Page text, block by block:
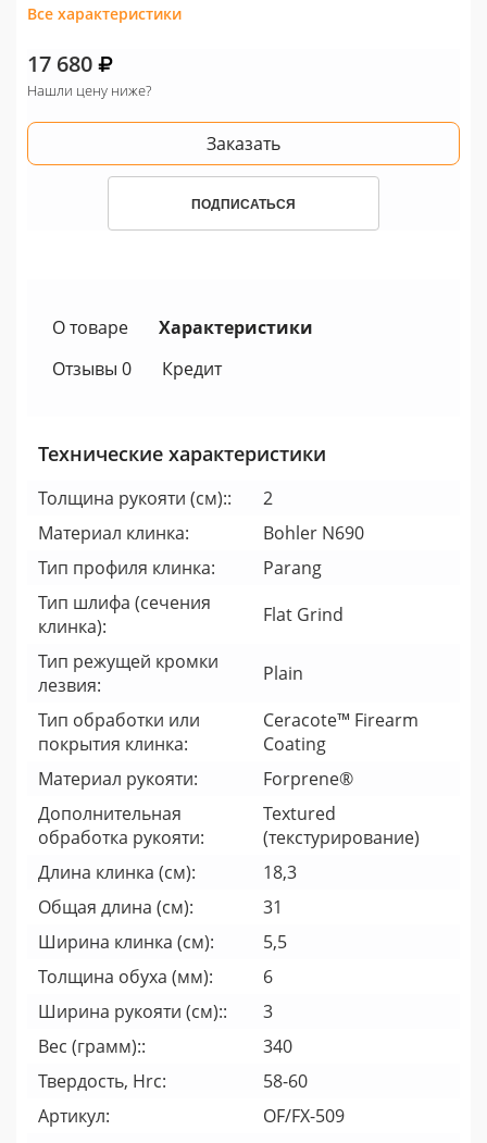
Все характеристики
17 680
Нашли цену ниже?
Заказать
ПОДПИСАТЬСЯ
О товаре
Характеристики
Отзывы 0
Кредит
Технические характеристики
Толщина рукояти (см)::
2
Материал клинка:
Bohler N690
Тип профиля клинка:
Parang
Тип шлифа (сечения
клинка):
Flat Grind
Тип режущей кромки
лезвия:
Plain
Тип обработки или
покрытия клинка:
Ceracote™ Firearm
Coating
Материал рукояти:
Forprene®
Дополнительная
обработка рукояти:
Textured
(текстурирование)
Длина клинка (см):
18,3
Общая длина (см):
31
Ширина клинка (см):
5,5
Толщина обуха (мм):
6
Ширина рукояти (cм)::
3
Вес (грамм)::
340
Твердость, Hrc:
58-60
Артикул:
OF/FX-509